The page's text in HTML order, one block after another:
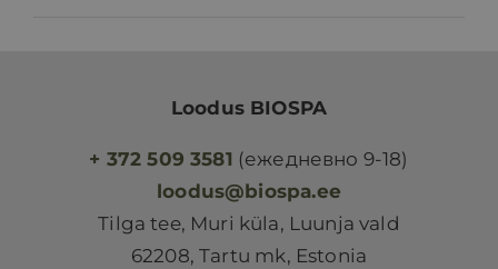
Loodus BIOSPA
+ 372 509 3581 (ежедневно 9-18)
loodus@biospa.ee
Tilga tee, Muri küla, Luunja vald
62208, Tartu mk, Estonia